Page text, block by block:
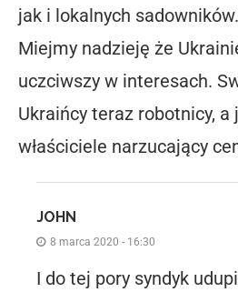
jak i lokalnych
Miejmy nadzieję że
uczciwszy w interesach.
Ukraińcy teraz robotnicy, a
właściciele narzucający
JOHN
8 marca 2020 - 16:30
I do tej pory syndyk